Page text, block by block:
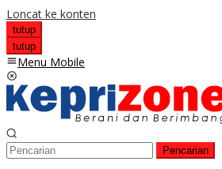
Loncat ke konten
tutup
tutup
Menu Mobile
Pencarian